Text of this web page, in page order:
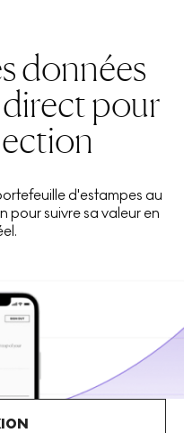
données
pour
d'estampes au
pour suivre sa valeur en